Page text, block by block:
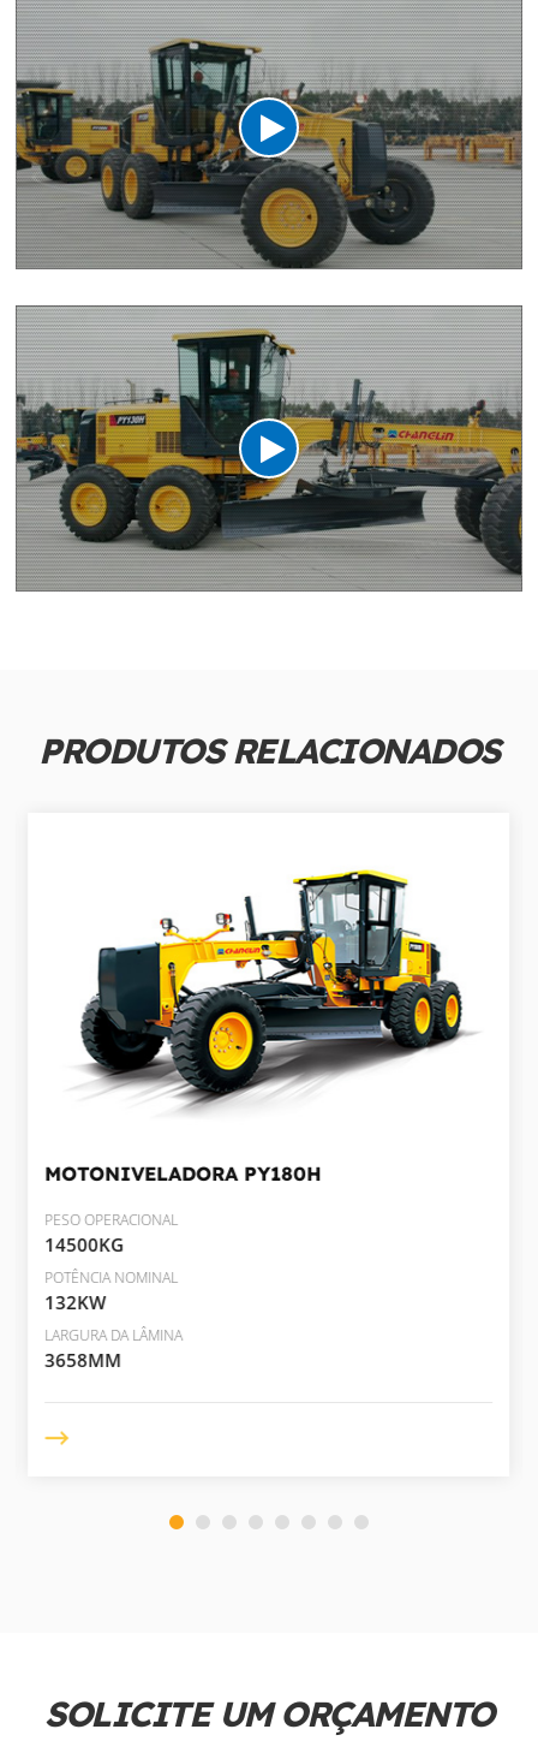
PRODUTOS RELACIONADOS
MOTONIVELADORA PY180H
PESO OPERACIONAL
14500KG
POTÊNCIA NOMINAL
132KW
LARGURA DA LÂMINA
3658MM
SOLICITE UM ORÇAMENTO